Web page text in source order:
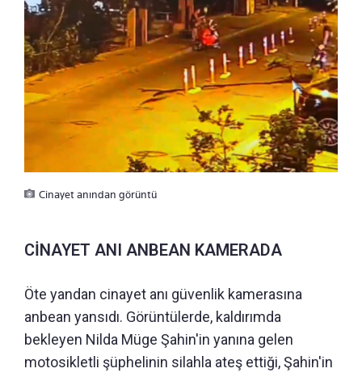
Cinayet anından görüntü
CİNAYET ANI ANBEAN KAMERADA
Öte yandan cinayet anı güvenlik kamerasına
anbean yansıdı. Görüntülerde, kaldırımda
bekleyen Nilda Müge Şahin'in yanına gelen
motosikletli şüphelinin silahla ateş ettiği, Şahin'in